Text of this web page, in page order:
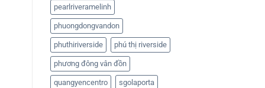
pearlriveramelinh
phuongdongvandon
phuthiriverside phú thị riverside
phương đông vân đồn
quangyencentro sgolaporta